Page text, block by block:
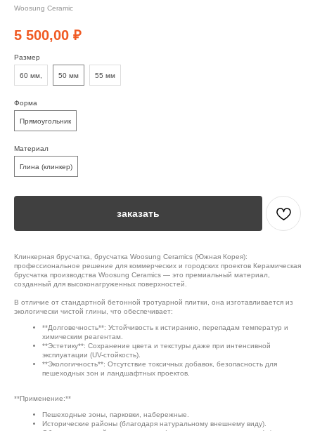
Woosung Ceramic
5 500,00 ₽
Размер
60 мм, 50 мм 55 мм
Форма
Прямоугольник
Материал
Глина (клинкер)
заказать
Клинкерная брусчатка, брусчатка Woosung Ceramics (Южная Корея):
профессиональное решение для коммерческих и городских проектов Керамическая
брусчатка производства Woosung Ceramics — это премиальный материал,
созданный для высоконагруженных поверхностей.
В отличие от стандартной бетонной тротуарной плитки, она изготавливается из
экологически чистой глины, что обеспечивает:
**Долговечность**: Устойчивость к истиранию, перепадам температур и
химическим реагентам.
**Эстетику**: Сохранение цвета и текстуры даже при интенсивной
эксплуатации (UV-стойкость).
**Экологичность**: Отсутствие токсичных добавок, безопасность для
пешеходных зон и ландшафтных проектов.
**Применение:**
Пешеходные зоны, парковки, набережные.
Исторические районы (благодаря натуральному внешнему виду).